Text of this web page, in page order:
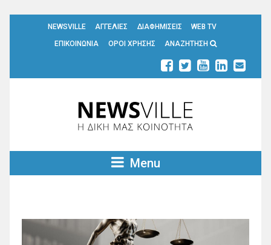
NEWSVILLE ΑΓΓΕΛΙΕΣ ΔΙΑΦΗΜΙΣΕΙΣ
WEB TV
ΕΠΙΚΟΙΝΩΝΙΑ
ΟΡΟΙ ΧΡΗΣΗΣ ΑΝΑΖΗΤΗΣΗ
Menu